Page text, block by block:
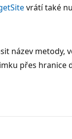
vrátí také
název metody,
přes hranice